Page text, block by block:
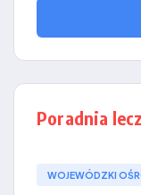
Poradnia
WOJEWÓDZKI